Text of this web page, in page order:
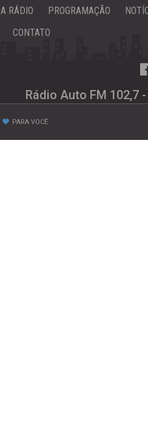
A RÁDIO PROGRAMAÇÃO
CONTATO
Rádio Auto FM 102,7
PARA VOCÊ